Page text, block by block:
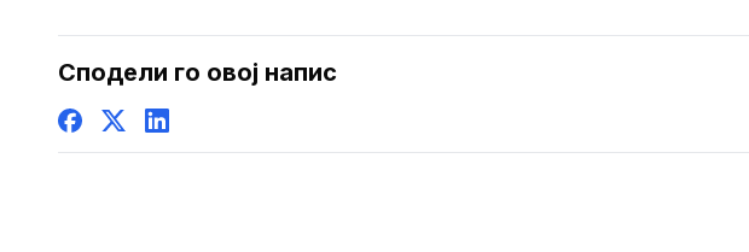
Општина Пустец да
Сподели го овој напис